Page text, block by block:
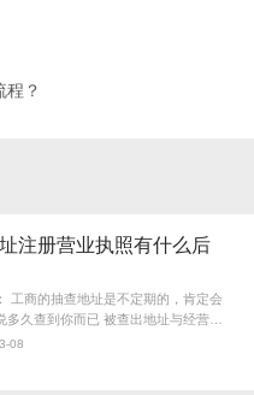
程？
注册营业执照有什么后
工商的抽查地址是不定期的，肯定会
多久查到你而已 被查出地址与经营地
更地址就没事了 工商部门不会平白找
08